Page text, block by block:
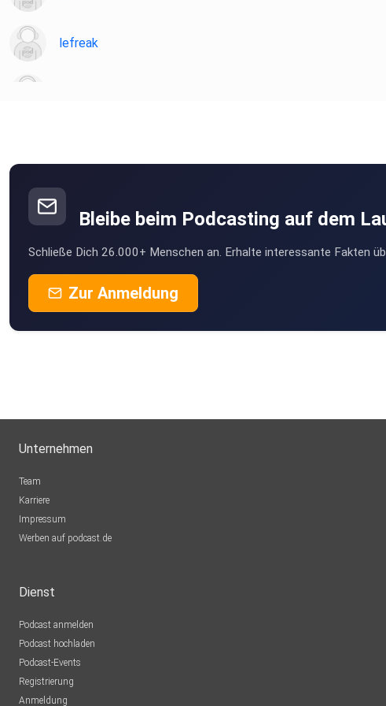
lefreak
be2ekbox
Berlin
StefanieBG
Buddel003
Winterthur
Lausch776
Mecht
Sinzig
mirkolindner
Bleibe beim Podcasting auf dem
Schließe Dich 26.000+ Menschen an. Erhalte interessante Fakten
Zur Anmeldung
Unternehmen
Team
Karriere
Impressum
Werben auf podcast.de
Dienst
Podcast anmelden
Podcast hochladen
Podcast-Events
Registrierung
Anmeldung